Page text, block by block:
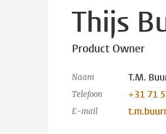
Thijs
Product Owner
Naam T.M.
Telefoon +31 71
E-mail